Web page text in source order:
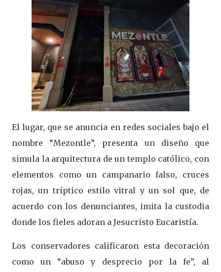
El lugar, que se anuncia en redes sociales bajo el
nombre “Mezontle”, presenta un diseño que
simula la arquitectura de un templo católico, con
elementos como un campanario falso, cruces
rojas, un tríptico estilo vitral y un sol que, de
acuerdo con los denunciantes, imita la custodia
donde los fieles adoran a Jesucristo Eucaristía.
Los conservadores calificaron esta decoración
como un “abuso y desprecio por la fe”, al